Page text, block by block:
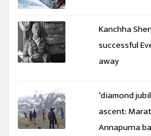
Kanchha
successful
away
‘diamond
ascent:
Annapurna